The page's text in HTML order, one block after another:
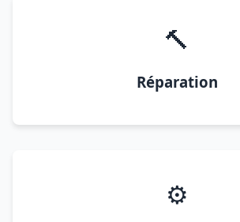
🔨
Réparation
⚙️